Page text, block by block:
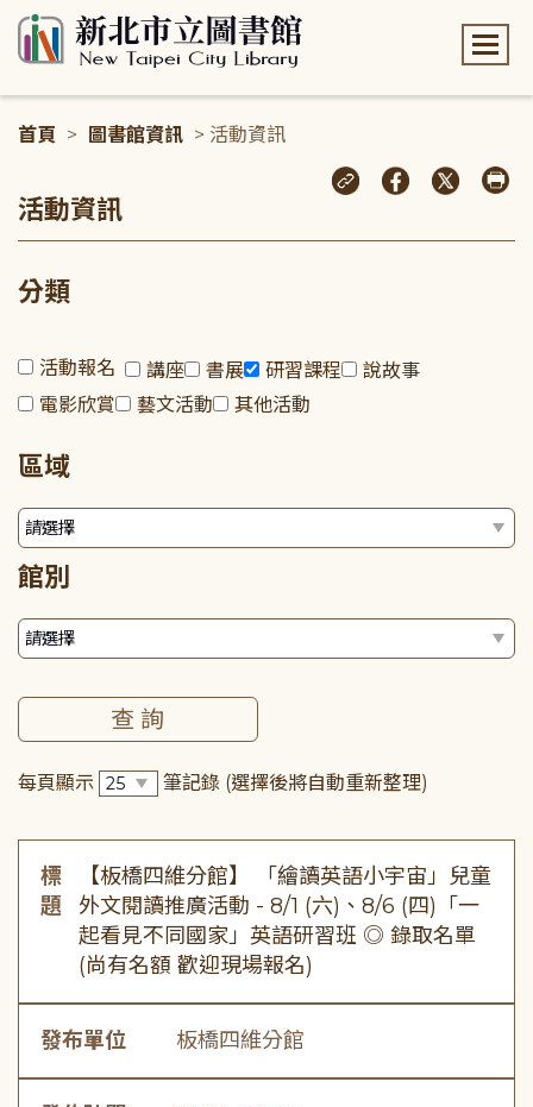
首頁 > 圖書館資訊 > 活動資訊
活動資訊
分類
活動報名 講座 書展 研習課程
說故事
電影欣賞
藝文活動 其他活動
區域
館別
每頁顯示 筆記錄 (選擇後將自動重新整理)
標
題
【板橋四維分館】 「繪讀英語小宇宙」兒童
外文閱讀推廣活動 - 8/1 (六)、8/6 (四)「一
起看見不同國家」英語研習班 ◎ 錄取名單
(尚有名額 歡迎現場報名)
發布單位 板橋四維分館